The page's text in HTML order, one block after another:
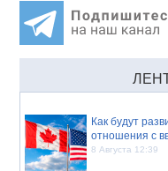
Как будут
отношения с
8 Августа 12:39